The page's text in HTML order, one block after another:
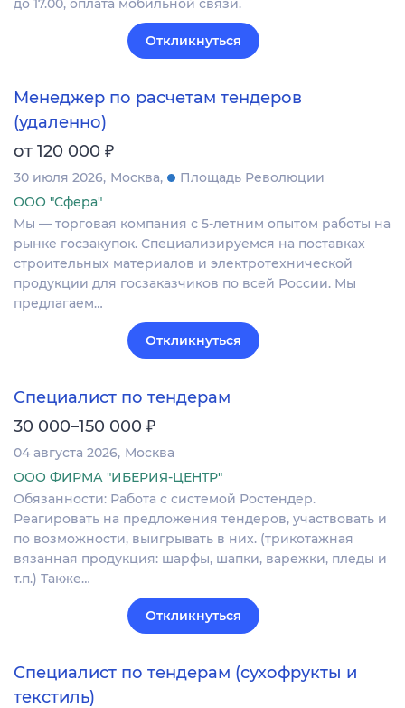
до 17.00, оплата мобильной связи.
Откликнуться
Менеджер по расчетам тендеров
(удаленно)
от 120 000 ₽
30 июля 2026 Москва
Площадь Революции
ООО "Сфера"
Мы — торговая компания с 5-летним опытом работы на
рынке госзакупок. Специализируемся на поставках
строительных материалов и электротехнической
продукции для госзаказчиков по всей России. Мы
предлагаем…
Откликнуться
Специалист по тендерам
30 000–150 000 ₽
04 августа 2026 Москва
ООО ФИРМА "ИБЕРИЯ-ЦЕНТР"
Обязанности: Работа с системой Ростендер.
Реагировать на предложения тендеров, участвовать и
по возможности, выигрывать в них. (трикотажная
вязанная продукция: шарфы, шапки, варежки, пледы и
т.п.) Также…
Откликнуться
Специалист по тендерам (сухофрукты и
текстиль)